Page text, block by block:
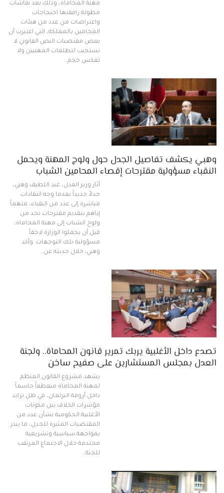
مهنة المحاماة، وذلك بعد نقاشات
مطولة رافقتها احتجاجات
واعتراضات من عدد من هيئات
المحامين بالمملكة، التي اعتبرت أن
بعض مقتضيات النص القانوني لا
تستجيب لتطلعات المهنيين ولا
تعكس حجم…
وهبي يكشف تفاصيل الجدل حول ولوج المهنة ويحمل
النقباء مسؤولية مقترحات إقصاء المحامين الشباب
أثار وزير العدل، عبد اللطيف وهبي،
جدلاً جديداً بعدما وجه انتقادات
مباشرة إلى عدد من النقباء، متهماً
إياهم بتقديم مقترحات تحد من
ولوج الشباب إلى مهنة المحاماة،
قبل أن يحملوا الوزارة لاحقاً
مسؤولية تلك التوجهات. وأكد
وهبي، خلال حديثه عن…
تصدع داخل الأغلبية يربك تمرير قانون المحاماة.. ولجنة
العدل بمجلس المستشارين على صفيح ساخن
يشهد مشروع القانون المنظم
لمهنة المحاماة منعطفاً حاسماً
داخل أروقة البرلمان، في ظل تزايد
مؤشرات الخلاف بين مكونات
الأغلبية الحكومية بشأن عدد من
المقتضيات المثيرة للجدل، ما ينذر
بمواجهة سياسية وتشريعية
محتدمة خلال الاجتماع المرتقب
للجنة…